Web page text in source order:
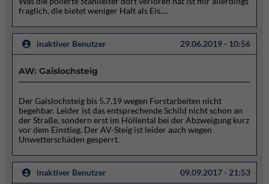
fraglich, die bietet weniger Halt als Eis....
inaktiver Benutzer 29.06.2019 - 10:56
AW: Gaislochsteig
Der Gaislochsteig bis 5.7.19 wegen Forstarbeiten nicht
begehbar. Leider ist das entsprechende Schild nicht schon an
der Straße, sondern erst im Höllental bei der Abzweigung kurz
vor dem Einstieg. Der AV-Steig ist leider auch wegen
Unwetterschäden gesperrt.
inaktiver Benutzer 09.09.2017 - 21:53